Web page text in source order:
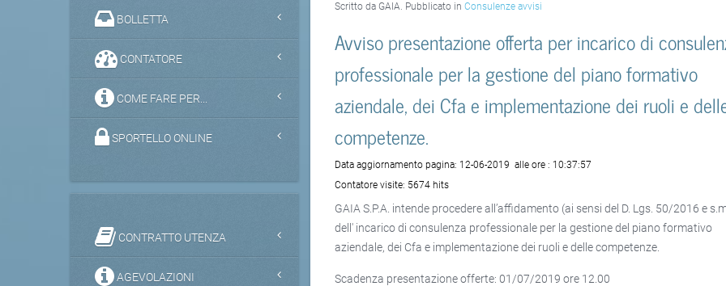
Scritto da GAIA. Pubblicato inConsulenze avvisi
Avviso presentazione offerta per incarico di
professionale per la gestione del piano formativo
aziendale, dei Cfa e implementazione dei ruoli e
competenze.
Data aggiornamento pagina: 12-06-2019 alle ore : 10:37:57
Contatore visite: 5674 hits
GAIA S.P.A. intende procedere all’affidamento (ai sensi del D. Lgs. 50/2016 e
dell' incarico di consulenza professionale per la gestione del piano formativo
aziendale, dei Cfa e implementazione dei ruoli e delle competenze.
Scadenza presentazione offerte: 01/07/2019 ore 12.00
BOLLETTA
CONTATORE
COME FARE PER...
SPORTELLO ONLINE
CONTRATTO UTENZA
AGEVOLAZIONI